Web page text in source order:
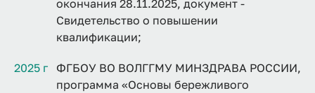
окончания 28.11.2025, документ -
Свидетельство о повышении
квалификации;
2025 г
ФГБОУ ВО ВОЛГГМУ МИНЗДРАВА РОССИИ,
программа «Основы бережливого